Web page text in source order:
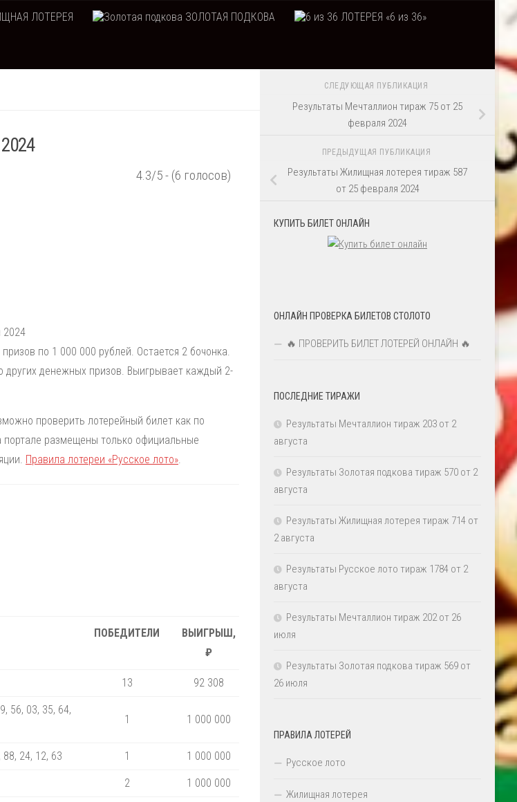
ЛОТЕРЕЯ ЗОЛОТАЯ ПОДКОВА ЛОТЕРЕЯ «6 из 36»
4.3/5 - (6 голосов)
2024
по 1 000 000 рублей. Остается 2 бочонка.
денежных призов. Выигрывает каждый 2-
проверить лотерейный билет как по
размещены только официальные
Правила лотереи «Русское лото»
ПОБЕДИТЕЛИ
ВЫИГРЫШ,
₽
13 92 308
56, 03, 35, 64,
1 1 000 000
24, 12, 63 1 1 000 000
2 1 000 000
СЛЕДУЮЩАЯ ПУБЛИКАЦИЯ
Результаты Мечталлион тираж 75 от 25
февраля 2024
ПРЕДЫДУЩАЯ ПУБЛИКАЦИЯ
Результаты Жилищная лотерея тираж 587
от 25 февраля 2024
КУПИТЬ БИЛЕТ ОНЛАЙН
ОНЛАЙН ПРОВЕРКА БИЛЕТОВ СТОЛОТО
🔥 ПРОВЕРИТЬ БИЛЕТ ЛОТЕРЕЙ ОНЛАЙН 🔥
ПОСЛЕДНИЕ ТИРАЖИ
Результаты Мечталлион тираж 203 от 2
августа
Результаты Золотая подкова тираж 570 от 2
августа
Результаты Жилищная лотерея тираж 714 от
2 августа
Результаты Русское лото тираж 1784 от 2
августа
Результаты Мечталлион тираж 202 от 26
июля
Результаты Золотая подкова тираж 569 от
26 июля
ПРАВИЛА ЛОТЕРЕЙ
Русское лото
Жилищная лотерея